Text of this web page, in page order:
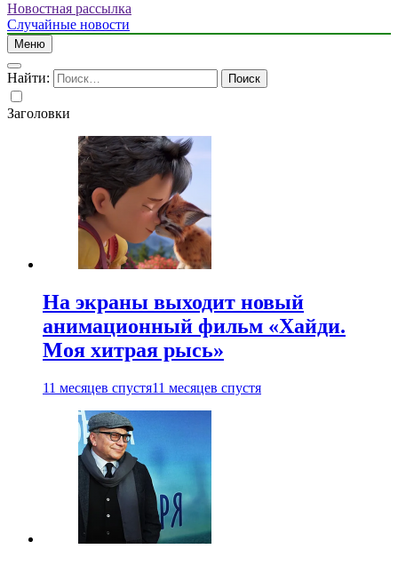
Новостная рассылка
Случайные новости
Меню
Найти:
Заголовки
На экраны выходит новый
анимационный фильм «Хайди.
Моя хитрая рысь»
11 месяцев спустя11 месяцев спустя